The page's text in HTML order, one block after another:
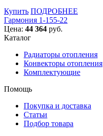
Купить ПОДРОБНЕЕ
Гармония 1-155-22
Цена: 44 364 руб.
Каталог
Радиаторы отопления
Конвекторы отопления
Комплектующие
Помощь
Покупка и доставка
Статьи
Подбор товара